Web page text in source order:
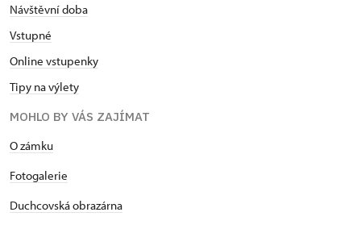
Návštěvní doba
Vstupné
Online vstupenky
Tipy na výlety
MOHLO BY VÁS ZAJÍMAT
O zámku
Fotogalerie
Duchcovská obrazárna